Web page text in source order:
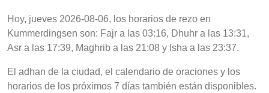
Hoy, jueves 2026-08-06, los horarios de rezo en
Kummerdingsen son: Fajr a las 03:16, Dhuhr a las 13:31,
Asr a las 17:39, Maghrib a las 21:08 y Isha a las 23:37.
El adhan de la ciudad, el calendario de oraciones y los
horarios de los próximos 7 días también están disponibles.